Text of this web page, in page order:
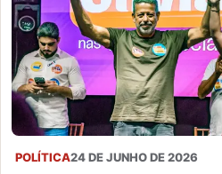
POLÍTICA24 DE JUNHO DE 2026